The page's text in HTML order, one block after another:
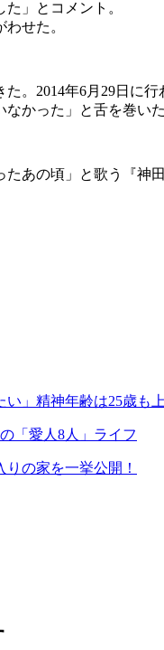
」とコメント。
せた。
。2014年6月29日に
かった」と舌を巻いた
あの頃」と歌う『神
い」精神年齢は25歳も上
「愛人8人」ライフ
の家を一挙公開！